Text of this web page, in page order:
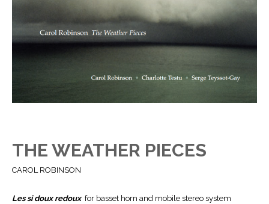
THE WEATHER PIECES
CAROL ROBINSON
Les si doux redoux for basset horn and mobile stereo system